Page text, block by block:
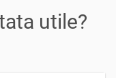
utile?